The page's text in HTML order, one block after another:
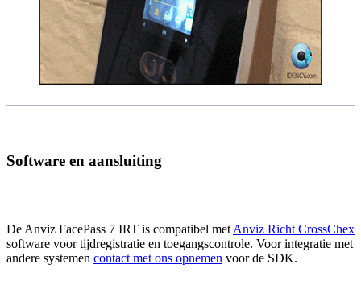
Software en aansluiting
De Anviz FacePass 7 IRT is compatibel met Anviz Richt CrossChex
software voor tijdregistratie en toegangscontrole. Voor integratie met
andere systemen contact met ons opnemen voor de SDK.